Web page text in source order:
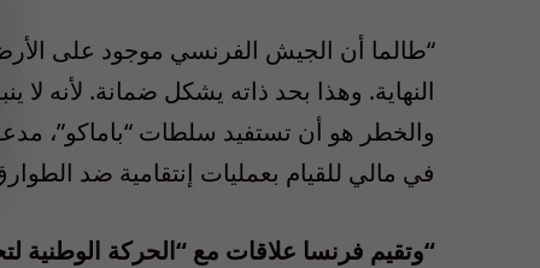
“طالما أن الجيش الفرنسي موجود على
النهاية. وهذا بحد ذاته يشكل ضمانة. لأنه
والخطر هو أن تستفيد سلطات “باماكو”،
في مالي للقيام بعمليات إنتقامية ضد
“وتقيم فرنسا علاقات مع “الحركة الوطنية